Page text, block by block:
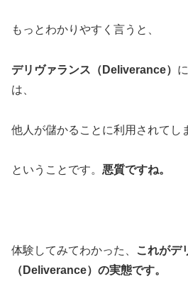
もっとわかりやすく言うと、
デリヴァランス（Deliverance）
は、
他人が儲かることに利用されてし
ということです。 悪質ですね。
体験してみてわかった、
これがデ
（Deliverance）の実態です。